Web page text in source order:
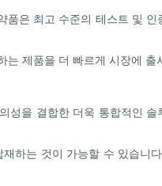
은 최고 수준의 테스트 및 인
제품을 더 빠르게 시장에 출
성을 결합한 더욱 통합적인 솔
하는 것이 가능할 수 있습니